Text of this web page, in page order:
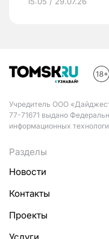
Учредитель ООО
77-71671 выдано
информационных
Разделы
Новости
Контакты
Проекты